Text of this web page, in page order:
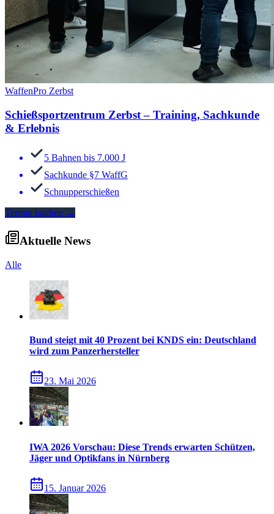
WaffenPro Zerbst
Schießsportzentrum Zerbst – Training, Sachkunde
& Erlebnis
5 Bahnen bis 7.000 J
Sachkunde §7 WaffG
Schnupperschießen
Termin buchen →
Aktuelle News
Alle
Bund steigt mit 40 Prozent bei KNDS ein: Deutschland
wird zum Panzerhersteller
23. Mai 2026
IWA 2026 Vorschau: Diese Trends erwarten Schützen,
Jäger und Optikfans in Nürnberg
15. Januar 2026